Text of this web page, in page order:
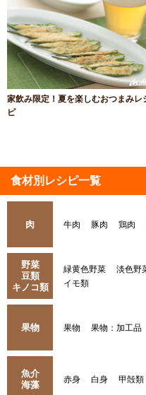
家飲み限定！夏を楽しむおつまみレ
ピ
食材別レシピ一覧
肉 牛肉 豚肉 鶏肉
野菜
豆類
キノコ類
緑黄色野菜 淡色野
イモ類
果物 果物 果物：加工品
魚介
海藻
赤身 白身 甲殻類